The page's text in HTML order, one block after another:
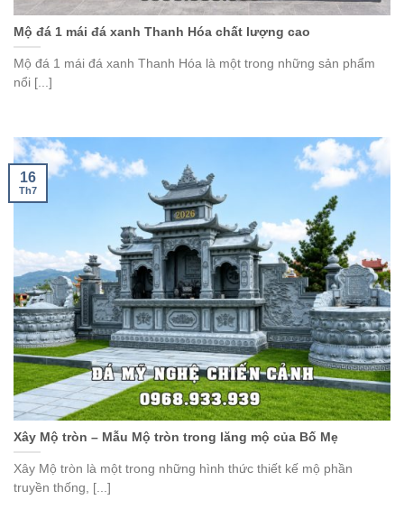
Mộ đá 1 mái đá xanh Thanh Hóa chất lượng cao
Mộ đá 1 mái đá xanh Thanh Hóa là một trong những sản phẩm
nổi [...]
Xây Mộ tròn – Mẫu Mộ tròn trong lăng mộ của Bố Mẹ
Xây Mộ tròn là một trong những hình thức thiết kế mộ phần
truyền thống, [...]
16
Th7